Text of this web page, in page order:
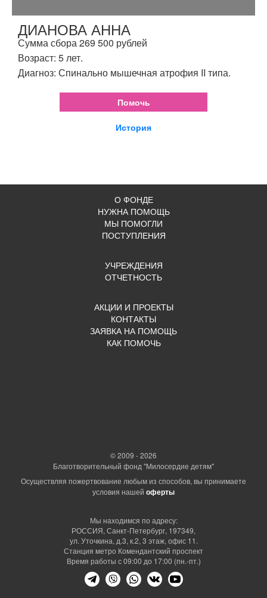
ДИАНОВА АННА
Сумма сбора 269 500 рублей
Возраст: 5 лет.
Диагноз: Спинально мышечная атрофия II типа.
Помочь
История
О ФОНДЕ
НУЖНА ПОМОЩЬ
МЫ ПОМОГЛИ
ПОСТУПЛЕНИЯ
УЧРЕЖДЕНИЯ
ОТЧЕТНОСТЬ
АКЦИИ И ПРОЕКТЫ
КОНТАКТЫ
ЗАЯВКА НА ПОМОЩЬ
КАК ПОМОЧЬ
© 2009 - 2026
Благотворительный фонд "Милосердие детям"
Осуществляя пожертвование любым из способов, вы принимаете
условия нашей оферты
Мы находимся по адресу:
РОССИЯ, Санкт-Петербург, 197349,
ул. Уточкина, д.3, к.2, 3 этаж, офис 11.
Станция метро Комендантский проспект
Время работы с 09:00 до 17:00 (пн.-пт.)